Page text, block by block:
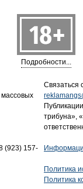
Подробности...
(923) 157-
Связаться
трибуна»,
Политика
Политика